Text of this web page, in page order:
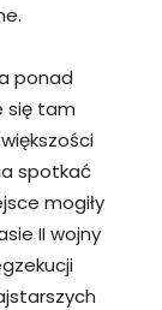
ponad
się tam
spotkać
mogiły
II wojny